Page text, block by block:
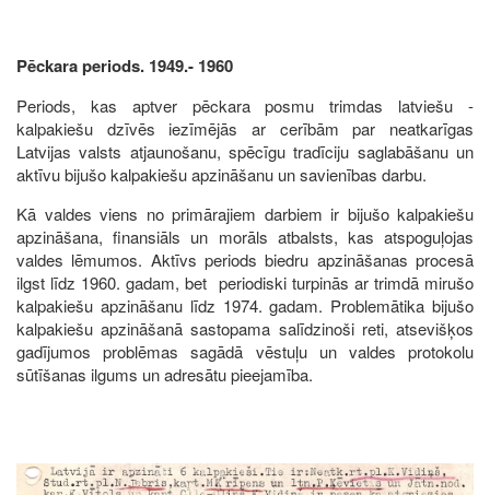
Pēckara periods. 1949.- 1960
Periods, kas aptver pēckara posmu trimdas latviešu -
kalpakiešu dzīvēs iezīmējās ar cerībām par neatkarīgas
Latvijas valsts atjaunošanu, spēcīgu tradīciju saglabāšanu un
aktīvu bijušo kalpakiešu apzināšanu un savienības darbu.
Kā valdes viens no primārajiem darbiem ir bijušo kalpakiešu
apzināšana, finansiāls un morāls atbalsts, kas atspoguļojas
valdes lēmumos. Aktīvs periods biedru apzināšanas procesā
ilgst līdz 1960. gadam, bet periodiski turpinās ar trimdā mirušo
kalpakiešu apzināšanu līdz 1974. gadam. Problemātika bijušo
kalpakiešu apzināšanā sastopama salīdzinoši reti, atsevišķos
gadījumos problēmas sagādā vēstuļu un valdes protokolu
sūtīšanas ilgums un adresātu pieejamība.
Image